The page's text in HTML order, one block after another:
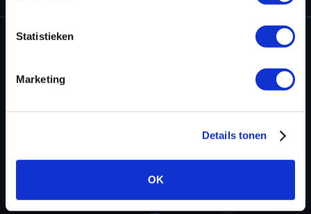
Statistieken
Marketing
Details tonen
OK
+31 35 820 0967
info@dyno-